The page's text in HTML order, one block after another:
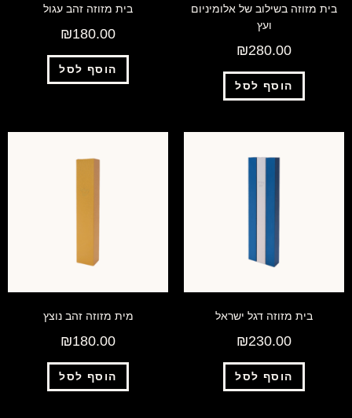
בית מזוזה בשילוב של אלומיניום
ועץ
₪280.00
הוסף לסל
בית מזוזה זהב עגול
₪180.00
הוסף לסל
בית מזוזה דגל ישראל
₪230.00
הוסף לסל
מית מזוזה זהב נוצץ
₪180.00
הוסף לסל